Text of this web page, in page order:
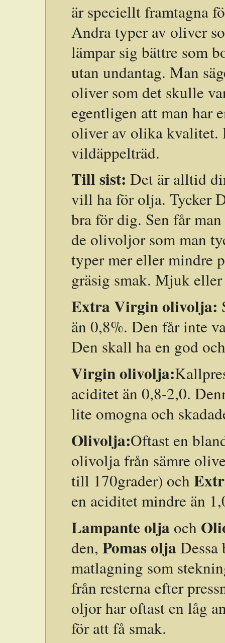
är speciellt framtagna
Andra typer av oliver
lämpar sig bättre som
utan undantag. Man
oliver som det skulle
egentligen att man har
oliver av olika kvalitet.
vildäppelträd.
Till sist: Det är alltid
vill ha för olja. Tycker
bra för dig. Sen får
de olivoljor som man
typer mer eller mindre
gräsig smak. Mjuk
Extra Virgin olivolja:
än 0,8%. Den får inte
Den skall ha en god
Virgin olivolja:
aciditet än 0,8-2,0.
lite omogna och
Olivolja:Oftast en
olivolja från sämre
till 170grader) och
en aciditet mindre än
Lampante olja och
den, Pomas olja Dessa
matlagning som
från resterna efter
oljor har oftast en låg
för att få smak.